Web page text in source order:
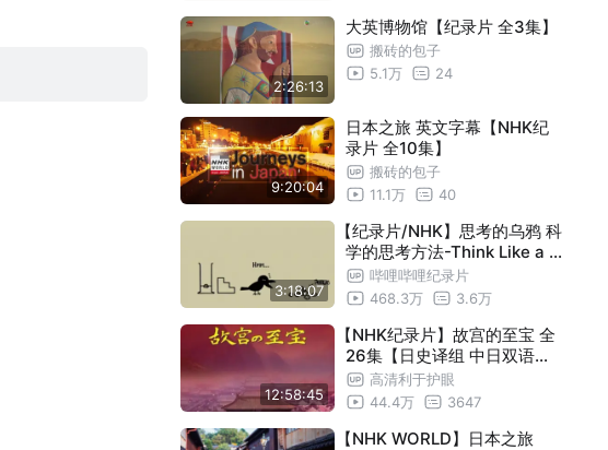
古都大城 24:55
杜米托尔国家公园
王后阶梯井
马丘比丘遗址 24:55
辛特拉文化景观
尼罗河之旅1 从一滴冰川水到黄金之国
尼罗河之旅2 沉于海底的克利奥帕特拉宫
殿
24:55
东伦内尔岛 24:55
辛哈拉加森林保护区
豪勋爵群岛 24:55
马德拉岛上的阔叶树林 24:55
阿尔勒城的古罗马建筑
皮通山保护区 24:55
2:26:13
大英博物馆【纪录片 全3集】
搬砖的包子
5.1万
24
9:20:04
日本之旅 英文字幕【NHK纪
录片 全10集】
搬砖的包子
11.1万
40
3:18:07
【纪录片/NHK】思考的乌鸦 科
学的思考方法-Think Like a C
row! The Scientific Method
（2013）
哔哩哔哩纪录片
468.3万
3.6万
12:58:45
【NHK纪录片】故宫的至宝 全
26集【日史译组 中日双语字
幕】高清利于护眼
44.4万
3647
【NHK WORLD】日本之旅